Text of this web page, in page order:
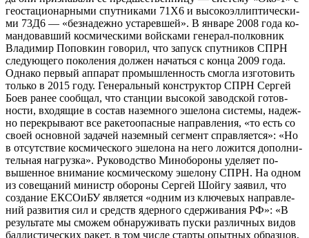
ге­ос­та­ци­онар­ны­ми спут­ни­ками 71Х6 и вы­соко­эл­липти­чес­ки­
ми 73Д6 — «без­на­деж­но ус­та­рев­шей». В ян­ва­ре 2008 го­да ко­
ман­до­вав­ший кос­ми­чес­ки­ми вой­ска­ми ге­нерал-пол­ковник
Вла­димир По­пов­кин го­ворил, что за­пуск спут­ни­ков СПРН
сле­ду­юще­го по­коле­ния дол­жен на­чать­ся с кон­ца 2009 го­да.
Од­на­ко пер­вый ап­па­рат про­мыш­ленность смог­ла из­го­товить
толь­ко в 2015 го­ду. Генеральный конс­трук­тор СПРН Сер­гей
Бо­ев ранее сообщал, что стан­ции вы­сокой за­вод­ской го­тов­
ности, вхо­дящие в сос­тав на­зем­но­го эше­лона сис­те­мы, на­деж­
но пе­рек­ры­ва­ют все ра­кето­опас­ные нап­равле­ния, «то есть со
сво­ей ос­новной за­дачей на­зем­ный сег­мент справ­ля­ет­ся»: «Но
в от­сутс­твие кос­ми­чес­ко­го эше­лона на не­го ло­жит­ся до­пол­ни­
тель­ная наг­рузка». Ру­ководс­тво Ми­нобо­роны уде­ля­ет по­
вышен­ное вни­мание кос­ми­чес­ко­му эше­лону СПРН. На од­ном
из со­веща­ний ми­нистр обо­роны Сер­гей Шой­гу за­явил, что
соз­да­ние ЕК­СО­иБУ яв­ля­ет­ся «од­ним из клю­чевых нап­равле­
ний раз­ви­тия сил и средств ядер­но­го сдер­жи­вания РФ»: «В
ре­зуль­та­те мы смо­жем об­на­ружи­вать пус­ки раз­личных ви­дов
бал­листи­чес­ких ра­кет, в том чис­ле стар­ты опыт­ных об­разцов,